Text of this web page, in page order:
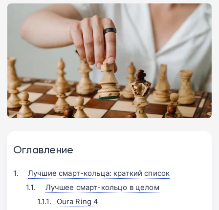
Оглавление
Лучшие смарт-кольца: краткий список
Лучшее смарт-кольцо в целом
Oura Ring 4